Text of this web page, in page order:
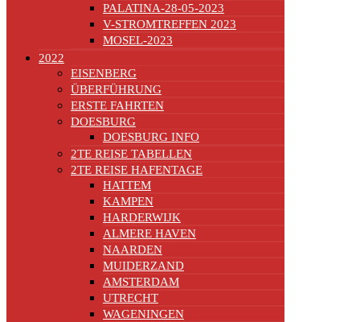
PALATINA-28-05-2023
V-STROMTREFFEN 2023
MOSEL-2023
2022
EISENBERG
ÜBERFÜHRUNG
ERSTE FAHRTEN
DOESBURG
DOESBURG INFO
2TE REISE TABELLEN
2TE REISE HAFENTAGE
HATTEM
KAMPEN
HARDERWIJK
ALMERE HAVEN
NAARDEN
MUIDERZAND
AMSTERDAM
UTRECHT
WAGENINGEN